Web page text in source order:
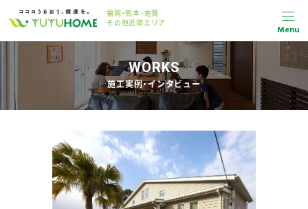
福岡・熊本・佐賀
その他近郊エリア
Menu
WORKS
施工実例・インタビュー